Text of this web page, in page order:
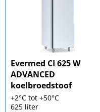
Evermed CI 625 W
ADVANCED
koelbroedstoof
+2°C tot +50°C
625 liter